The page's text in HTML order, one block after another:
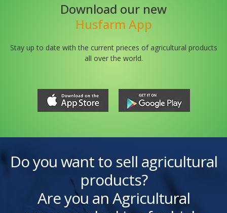
Download our new
Husfarm App
Stay up to date with the current prieces of agricultural products
all over the world.
Do you want to sell agricultural
products?
Are you an Agricultural